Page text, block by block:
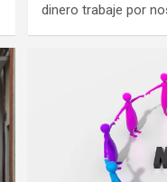
dinero trabaje por